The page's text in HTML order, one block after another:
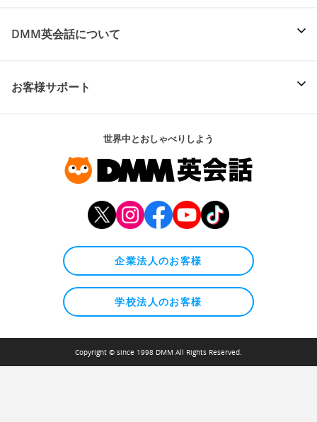
DMM英会話について
お客様サポート
世界中とおしゃべりしよう
企業法人のお客様
学校法人のお客様
Copyright © since 1998 DMM All Rights Reserved.